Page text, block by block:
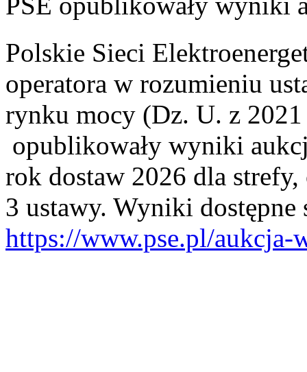
Polskie Sieci
operatora w rozumieniu
rynku mocy (Dz. U. z
opublikowały wyniki
rok dostaw 2026 dla
3 ustawy. Wyniki dostępne
https://www.pse.pl/aukcja-